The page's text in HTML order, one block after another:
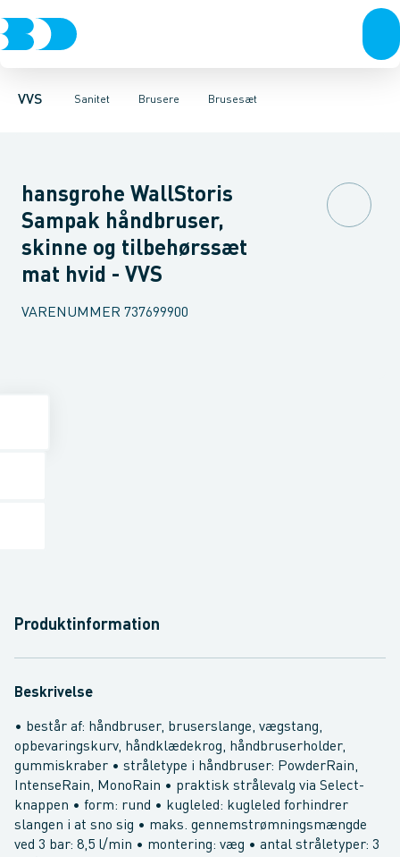
VVS Sanitet
Rør & fittingsPressfittings & rørKuglehaner & ventiler
Brusere
Toiletter, sæder og cisterner VaskeArmaturer
Brusesæt
HåndbrusereBruseslanger BrusesætBrusestænger
hansgrohe WallStoris
Sampak håndbruser,
skinne og tilbehørssæt
mat hvid - VVS
VARENUMMER 737699900
Produktinformation
Beskrivelse
• består af: håndbruser, bruserslange, vægstang,
opbevaringskurv, håndklædekrog, håndbruserholder,
gummiskraber • stråletype i håndbruser: PowderRain,
IntenseRain, MonoRain • praktisk strålevalg via Select-
knappen • form: rund • kugleled: kugleled forhindrer
slangen i at sno sig • maks. gennemstrømningsmængde
ved 3 bar: 8,5 l/min • montering: væg • antal stråletyper: 3